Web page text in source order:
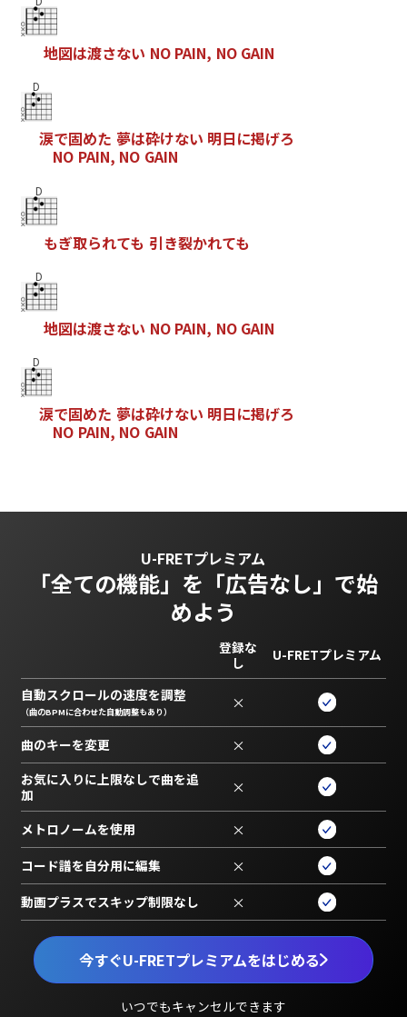
地図は渡さない NO PAIN, NO GAIN
D
涙で固めた 夢は砕けない 明日に掲げろ
NO PAIN, NO GAIN
D
もぎ取られても 引き裂かれても
D
地図は渡さない NO PAIN, NO GAIN
D
涙で固めた 夢は砕けない 明日に掲げろ
NO PAIN, NO GAIN
U-FRETプレミアム
「全ての機能」を 「広告なし」で始
めよう
今すぐU-FRETプレミアムをはじめる
いつでもキャンセルできます
登録な
し
U-FRETプレミアム
自動スクロールの速度を調整
（曲のBPMに合わせた自動調整もあり） ×
曲のキーを変更 ×
お気に入りに上限なしで曲を追
加
×
メトロノームを使用 ×
コード譜を自分用に編集 ×
動画プラスでスキップ制限なし ×